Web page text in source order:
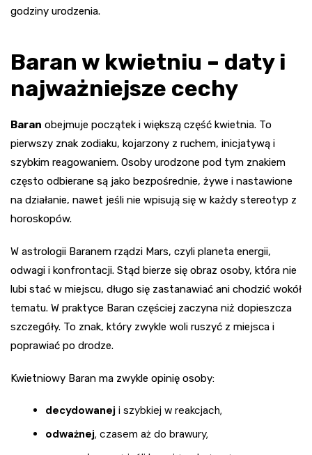
godziny urodzenia.
Baran w kwietniu – daty i
najważniejsze cechy
Baran obejmuje początek i większą część kwietnia. To
pierwszy znak zodiaku, kojarzony z ruchem, inicjatywą i
szybkim reagowaniem. Osoby urodzone pod tym znakiem
często odbierane są jako bezpośrednie, żywe i nastawione
na działanie, nawet jeśli nie wpisują się w każdy stereotyp z
horoskopów.
W astrologii Baranem rządzi Mars, czyli planeta energii,
odwagi i konfrontacji. Stąd bierze się obraz osoby, która nie
lubi stać w miejscu, długo się zastanawiać ani chodzić wokół
tematu. W praktyce Baran częściej zaczyna niż dopieszcza
szczegóły. To znak, który zwykle woli ruszyć z miejsca i
poprawiać po drodze.
Kwietniowy Baran ma zwykle opinię osoby:
decydowanej i szybkiej w reakcjach,
odważnej, czasem aż do brawury,